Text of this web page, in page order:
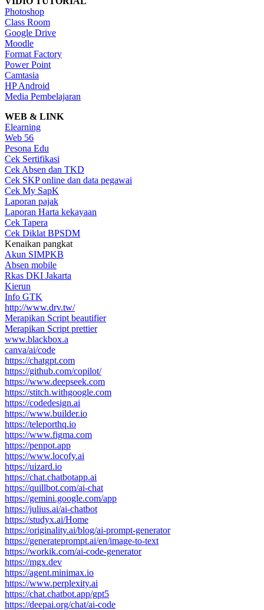
Photoshop
Class Room
Google Drive
Moodle
Format Factory
Power Point
Camtasia
HP Android
Media Pembelajaran
WEB & LINK
Elearning
Web 56
Pesona Edu
Cek Sertifikasi
Cek Absen dan TKD
Cek SKP online dan data pegawai
Cek My SapK
Laporan pajak
Laporan Harta kekayaan
Cek Tapera
Cek Diklat BPSDM
Kenaikan pangkat
Akun SIMPKB
Absen mobile
Rkas DKI Jakarta
Kierun
Info GTK
http://www.drv.tw/
Merapikan Script beautifier
Merapikan Script prettier
www.blackbox.a
canva/ai/code
https://chatgpt.com
https://github.com/copilot/
https://www.deepseek.com
https://stitch.withgoogle.com
https://codedesign.ai
https://www.builder.io
https://teleporthq.io
https://www.figma.com
https://penpot.app
https://www.locofy.ai
https://uizard.io
https://chat.chatbotapp.ai
https://quillbot.com/ai-chat
https://gemini.google.com/app
https://julius.ai/ai-chatbot
https://studyx.ai/Home
https://originality.ai/blog/ai-prompt-generator
https://generateprompt.ai/en/image-to-text
https://workik.com/ai-code-generator
https://mgx.dev
https://agent.minimax.io
https://www.perplexity.ai
https://chat.chatbot.app/gpt5
https://deepai.org/chat/ai-code